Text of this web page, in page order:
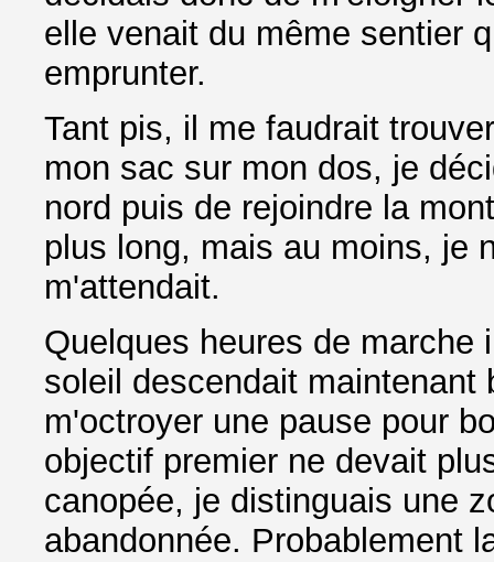
elle venait du même sentier
emprunter.
Tant pis, il me faudrait
mon sac sur mon dos, je
nord puis de rejoindre la
plus long, mais au moins, je
m'attendait.
Quelques heures de marche
soleil descendait
m'octroyer une pause pour
objectif premier ne devait
canopée, je distinguais une
abandonnée. Probablement